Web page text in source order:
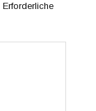
Erforderliche